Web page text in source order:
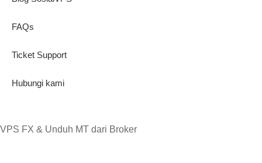
FAQs
Ticket Support
Hubungi kami
VPS FX & Unduh MT dari Broker